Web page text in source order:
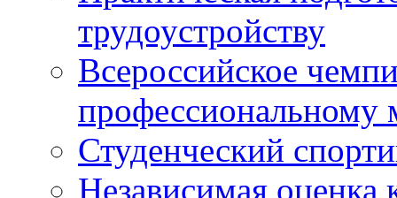
трудоустройству
Всероссийское
профессиональному
Студенческий
Независимая оценка